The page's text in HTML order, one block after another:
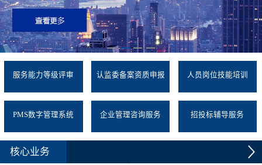
服务能力等级评审 认监委备案资质申报 人员岗位技能培训
PMS数字管理系统 企业管理咨询服务 招投标辅导服务
核心业务